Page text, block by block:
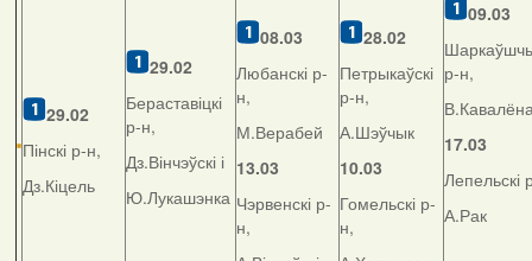
29.02
Пінскі р-н,
Дз.Кіцель
29.02
Бераставіцкі
р-н,
Дз.Вінчэўскі і
Ю.Лукашэнка
08.03
Любанскі р-
н,
М.Верабей
13.03
Чэрвенскі р-
н,
28.02
Петрыкаўскі
р-н,
А.Шэўчык
10.03
Гомельскі р-
н,
09.03
р-н,
17.03
Лепельскі
А.Рак